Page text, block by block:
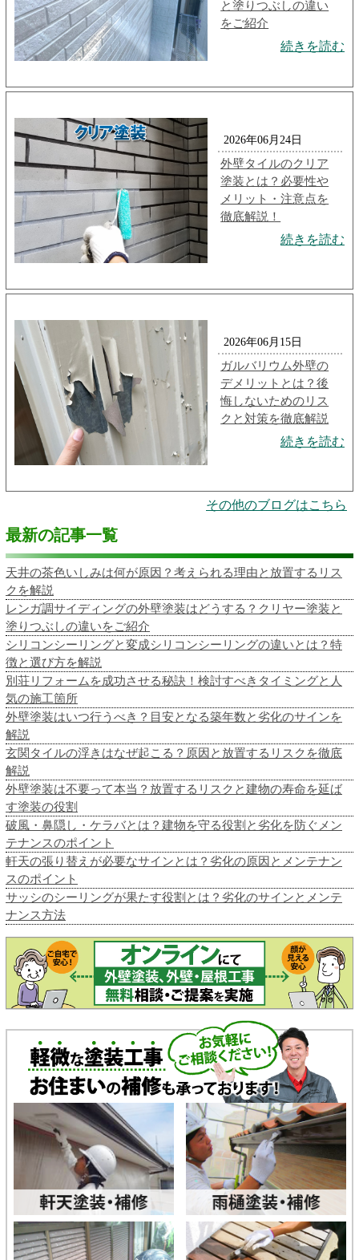
と塗りつぶしの違い
をご紹介
続きを読む
2026年06月24日
外壁タイルのクリア
塗装とは？必要性や
メリット・注意点を
徹底解説！
続きを読む
2026年06月15日
ガルバリウム外壁の
デメリットとは？後
悔しないためのリス
クと対策を徹底解説
続きを読む
その他のブログはこちら
最新の記事一覧
天井の茶色いしみは何が原因？考えられる理由と放置するリス
クを解説
レンガ調サイディングの外壁塗装はどうする？クリヤー塗装と
塗りつぶしの違いをご紹介
シリコンシーリングと変成シリコンシーリングの違いとは？特
徴と選び方を解説
別荘リフォームを成功させる秘訣！検討すべきタイミングと人
気の施工箇所
外壁塗装はいつ行うべき？目安となる築年数と劣化のサインを
解説
玄関タイルの浮きはなぜ起こる？原因と放置するリスクを徹底
解説
外壁塗装は不要って本当？放置するリスクと建物の寿命を延ば
す塗装の役割
破風・鼻隠し・ケラバとは？建物を守る役割と劣化を防ぐメン
テナンスのポイント
軒天の張り替えが必要なサインとは？劣化の原因とメンテナン
スのポイント
サッシのシーリングが果たす役割とは？劣化のサインとメンテ
ナンス方法